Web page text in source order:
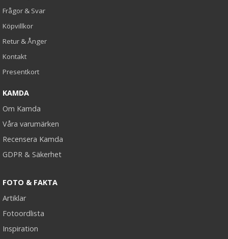
Frågor & Svar
Köpvillkor
Retur & Ånger
Kontakt
Presentkort
KAMDA
Om Kamda
Våra varumärken
Recensera Kamda
GDPR & Säkerhet
FOTO & FAKTA
Artiklar
Fotoordlista
Inspiration